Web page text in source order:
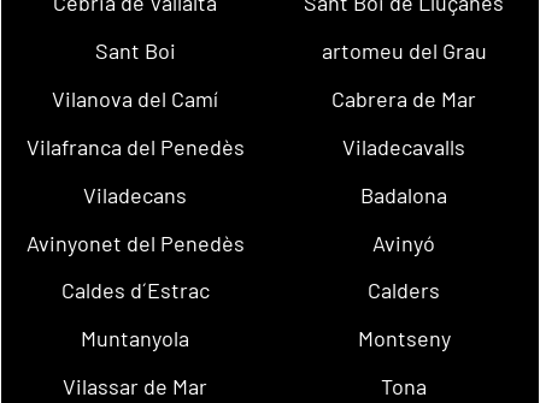
Sant Boi
artomeu del Grau
Vilanova del Camí
Cabrera de Mar
Vilafranca del Penedès
Viladecavalls
Viladecans
Badalona
Avinyonet del Penedès
Avinyó
Caldes d´Estrac
Calders
Muntanyola
Montseny
Vilassar de Mar
Tona